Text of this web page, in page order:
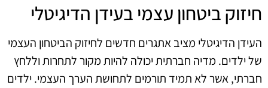
חיזוק ביטחון עצמי בעידן הדיגיטלי
העידן הדיגיטלי מציב אתגרים חדשים לחיזוק הביטחון העצמי
של ילדים. מדיה חברתית יכולה להיות מקור לתחרות וללחץ
חברתי, אשר לא תמיד תורמים לתחושת הערך העצמי. ילדים